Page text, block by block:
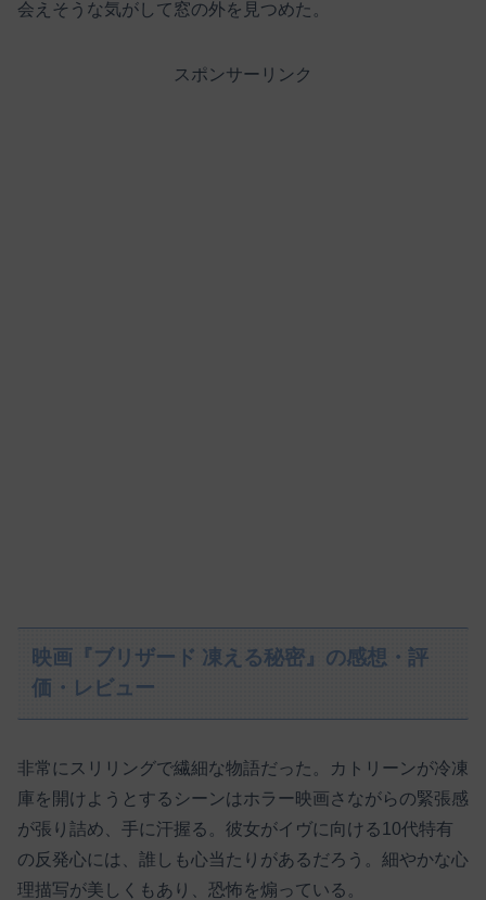
会えそうな気がして窓の外を見つめた。
スポンサーリンク
映画『ブリザード 凍える秘密』の感想・評
価・レビュー
非常にスリリングで繊細な物語だった。カトリーンが冷凍
庫を開けようとするシーンはホラー映画さながらの緊張感
が張り詰め、手に汗握る。彼女がイヴに向ける10代特有
の反発心には、誰しも心当たりがあるだろう。細やかな心
理描写が美しくもあり、恐怖を煽っている。